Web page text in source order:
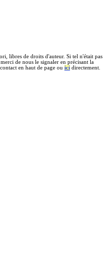
libres de droits d'auteur. Si tel n'était pas
de nous le signaler en précisant la
en haut de page ou ici directement.